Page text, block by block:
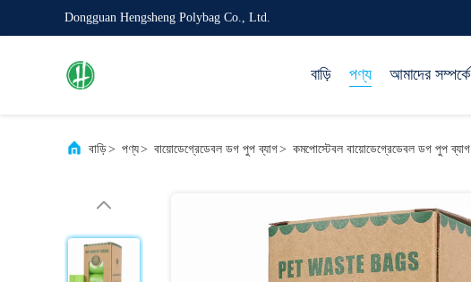
Dongguan Hengsheng Polybag Co., Ltd.
বাড়ি পণ্য আমাদের সম্পর্কে
বাড়ি> পণ্য> বায়োডেগ্রেডেবল ডগ পুপ ব্যাগ> কমপোস্টেবল বায়োডেগ্রেডেবল ডগ পুপ ব্যাগ